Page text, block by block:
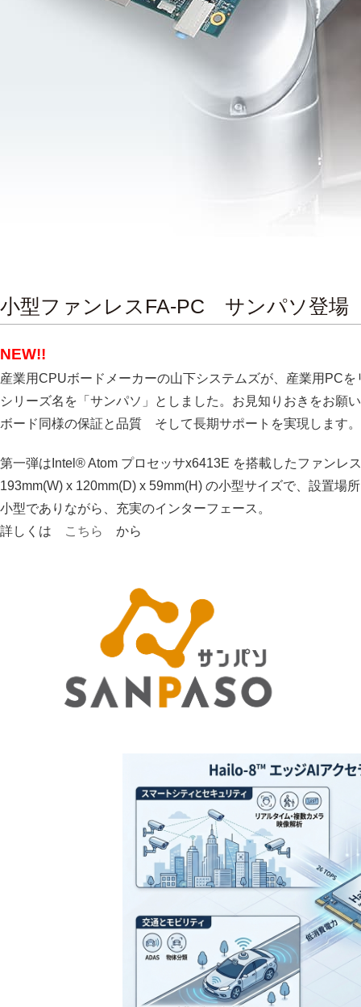
小型ファンレスFA-PC サンパソ登場
NEW!!
産業用CPUボードメーカーの山下システムズが、産業用PCを
シリーズ名を「サンパソ」としました。お見知りおきをお願
ボード同様の保証と品質 そして長期サポートを実現します。
第一弾はIntel® Atom プロセッサx6413E を搭載したファンレ
193mm(W) x 120mm(D) x 59mm(H) の小型サイズで、設置場
小型でありながら、充実のインターフェース。
詳しくは
こちら から